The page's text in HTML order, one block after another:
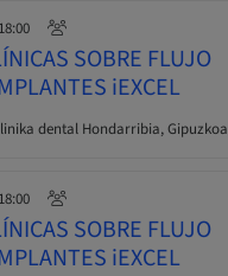
SOBRE FLUJO
iEXCEL
dental Hondarribia, Gipuzkoa
SOBRE FLUJO
iEXCEL